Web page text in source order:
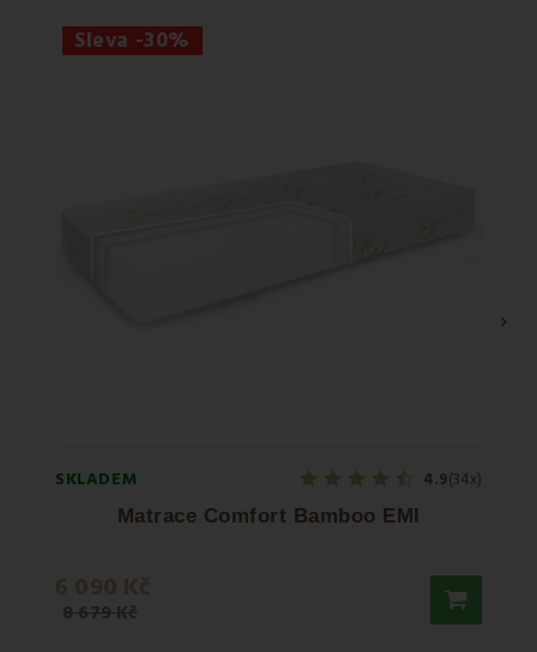
Sleva -30%
SKLADEM 4.9(34x)
Matrace Comfort Bamboo EMI
6 090 Kč
8 679 Kč
›